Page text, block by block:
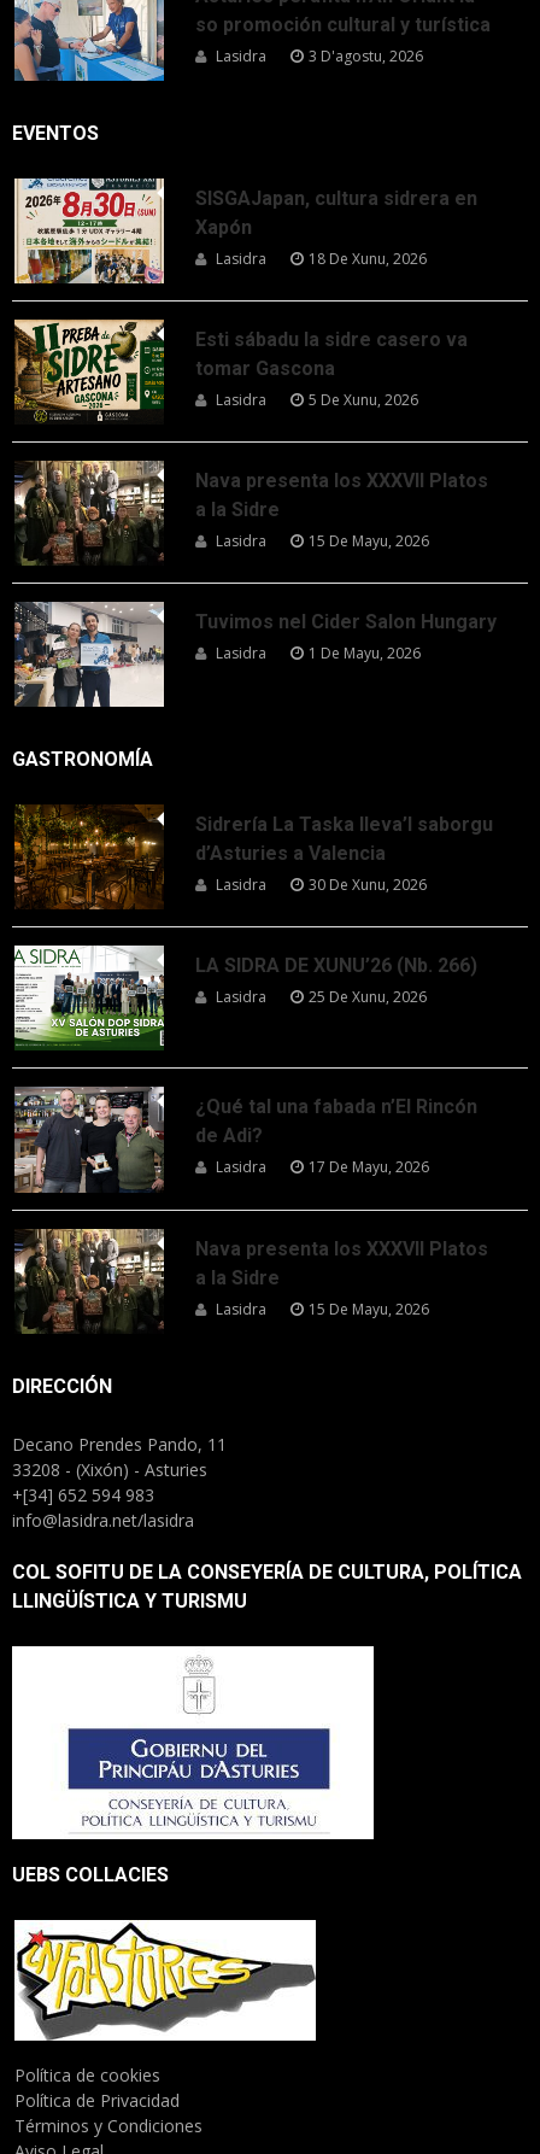
so promoción cultural y turística
Lasidra 3 D'agostu, 2026
EVENTOS
SISGAJapan, cultura sidrera en
Xapón
Lasidra 18 De Xunu, 2026
Esti sábadu la sidre casero va
tomar Gascona
Lasidra 5 De Xunu, 2026
Nava presenta los XXXVII Platos
a la Sidre
Lasidra 15 De Mayu, 2026
Tuvimos nel Cider Salon Hungary
Lasidra 1 De Mayu, 2026
GASTRONOMÍA
Sidrería La Taska lleva’l saborgu
d’Asturies a Valencia
Lasidra 30 De Xunu, 2026
LA SIDRA DE XUNU’26 (Nb. 266)
Lasidra 25 De Xunu, 2026
¿Qué tal una fabada n’El Rincón
de Adi?
Lasidra 17 De Mayu, 2026
Nava presenta los XXXVII Platos
a la Sidre
Lasidra 15 De Mayu, 2026
DIRECCIÓN
Decano Prendes Pando, 11
33208 - (Xixón) - Asturies
+[34] 652 594 983
info@lasidra.net/lasidra
COL SOFITU DE LA CONSEYERÍA DE CULTURA, POLÍTICA
LLINGÜÍSTICA Y TURISMU
UEBS COLLACIES
Política de cookies
Política de Privacidad
Términos y Condiciones